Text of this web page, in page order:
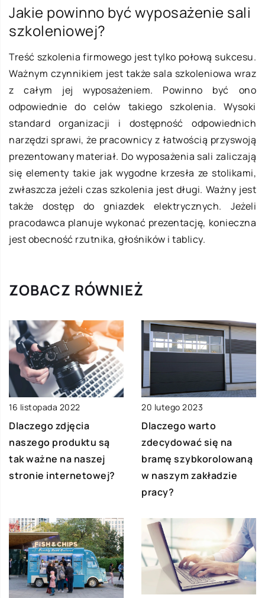
Jakie powinno być wyposażenie sali
szkoleniowej?
Treść szkolenia firmowego jest tylko połową sukcesu.
Ważnym czynnikiem jest także sala szkoleniowa wraz
z całym jej wyposażeniem. Powinno być ono
odpowiednie do celów takiego szkolenia. Wysoki
standard organizacji i dostępność odpowiednich
narzędzi sprawi, że pracownicy z łatwością przyswoją
prezentowany materiał. Do wyposażenia sali zaliczają
się elementy takie jak wygodne krzesła ze stolikami,
zwłaszcza jeżeli czas szkolenia jest długi. Ważny jest
także dostęp do gniazdek elektrycznych. Jeżeli
pracodawca planuje wykonać prezentację, konieczna
jest obecność rzutnika, głośników i tablicy.
ZOBACZ RÓWNIEŻ
16 listopada 2022
Dlaczego zdjęcia
naszego produktu są
tak ważne na naszej
stronie internetowej?
20 lutego 2023
Dlaczego warto
zdecydować się na
bramę szybkorolowaną
w naszym zakładzie
pracy?